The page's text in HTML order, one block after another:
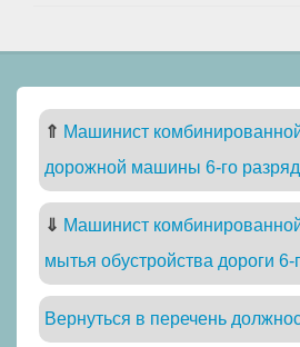
⇑ Машинист
дорожной машины 6-го
⇓ Машинист
мытья обустройства дороги 6-
Вернуться в перечень